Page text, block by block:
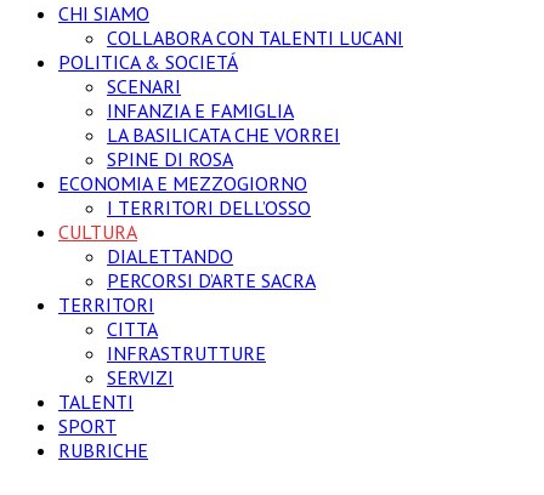
CHI SIAMO
COLLABORA CON TALENTI LUCANI
POLITICA & SOCIETÁ
SCENARI
INFANZIA E FAMIGLIA
LA BASILICATA CHE VORREI
SPINE DI ROSA
ECONOMIA E MEZZOGIORNO
I TERRITORI DELL’OSSO
CULTURA
DIALETTANDO
PERCORSI D’ARTE SACRA
TERRITORI
CITTA
INFRASTRUTTURE
SERVIZI
TALENTI
SPORT
RUBRICHE